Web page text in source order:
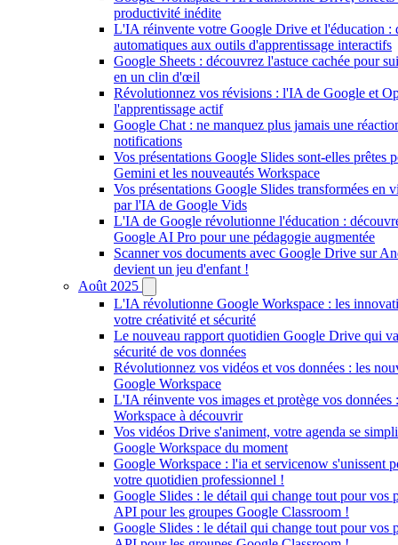
productivité inédite
L'IA réinvente votre Google Drive et l'éducation :
automatiques aux outils d'apprentissage interactifs
Google Sheets : découvrez l'astuce cachée pour
en un clin d'œil
Révolutionnez vos révisions : l'IA de Google et
l'apprentissage actif
Google Chat : ne manquez plus jamais une
notifications
Vos présentations Google Slides sont-elles prêtes
Gemini et les nouveautés Workspace
Vos présentations Google Slides transformées en
par l'IA de Google Vids
L'IA de Google révolutionne l'éducation :
Google AI Pro pour une pédagogie augmentée
Scanner vos documents avec Google Drive sur
devient un jeu d'enfant !
Août 2025
L'IA révolutionne Google Workspace : les
votre créativité et sécurité
Le nouveau rapport quotidien Google Drive qui
sécurité de vos données
Révolutionnez vos vidéos et vos données : les
Google Workspace
L'IA réinvente vos images et protège vos données
Workspace à découvrir
Vos vidéos Drive s'animent, votre agenda se
Google Workspace du moment
Google Workspace : l'ia et servicenow s'unissent
votre quotidien professionnel !
Google Slides : le détail qui change tout pour vos
API pour les groupes Google Classroom !
Google Slides : le détail qui change tout pour vos